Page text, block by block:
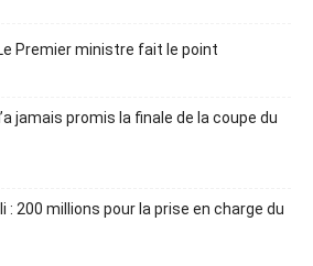
Premier ministre fait le point
jamais promis la finale de la coupe du
: 200 millions pour la prise en charge du